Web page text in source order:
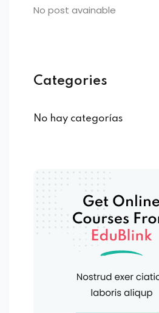
No post avainable
Categories
No hay categorías